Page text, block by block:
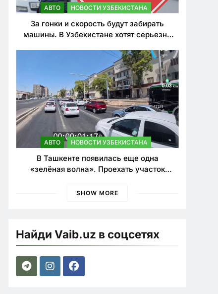
АВТО НОВОСТИ УЗБЕКИСТАНА
За гонки и скорость будут забирать
машины. В Узбекистане хотят серьезно
АВТО НОВОСТИ УЗБЕКИСТАНА
В Ташкенте появилась еще одна
«зелёная волна». Проехать участок
SHOW MORE
Найди Vaib.uz в соцсетях